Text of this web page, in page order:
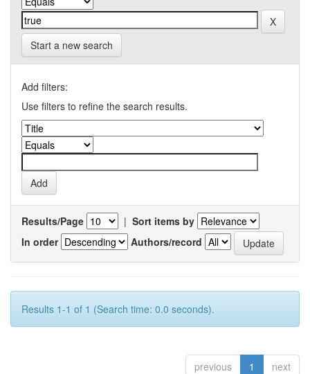
Start a new search
Add filters:
Use filters to refine the search results.
Results/Page | Sort items by
In order
Authors/record
Results 1-1 of 1 (Search time: 0.0 seconds).
previous 1 next